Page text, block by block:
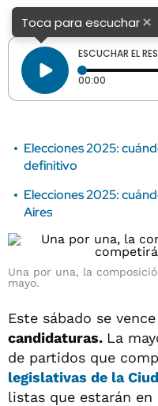
Toca para escuchar×
ESCUCHAR EL
00:00 Tiempo
Elecciones 2025:
definitivo
Elecciones 2025:
Aires
Una por una, la
mayo.
Este sábado se
candidaturas. La
de partidos que
legislativas de la
listas que estarán